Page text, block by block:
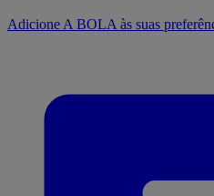
Adicione A BOLA às suas